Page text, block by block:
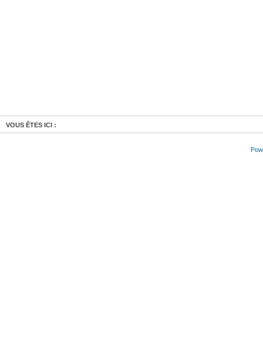
VOUS ÊTES ICI :